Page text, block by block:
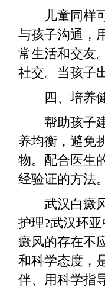
儿童同样可
与孩子沟通，
常生活和交友
社交。当孩子
四、培养健
帮助孩子建
养均衡，避免
物。配合医生
经验证的方法。
武汉白癜风
护理?武汉环
癜风的存在不
和科学态度，
伴、用科学指